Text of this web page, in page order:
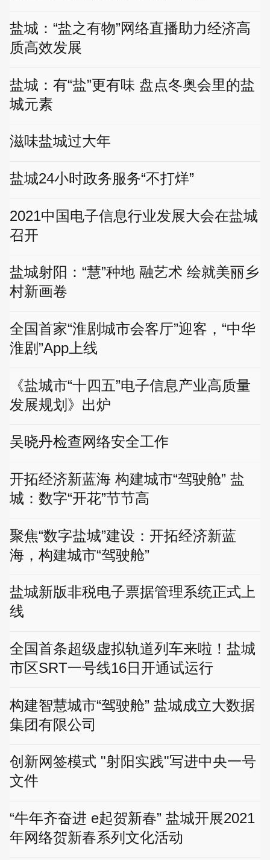
盐城：“盐之有物”网络直播助力经济高
质高效发展
盐城：有“盐”更有味 盘点冬奥会里的盐
城元素
滋味盐城过大年
盐城24小时政务服务“不打烊”
2021中国电子信息行业发展大会在盐城
召开
盐城射阳：“慧”种地 融艺术 绘就美丽乡
村新画卷
全国首家“淮剧城市会客厅”迎客，“中华
淮剧”App上线
《盐城市“十四五”电子信息产业高质量
发展规划》出炉
吴晓丹检查网络安全工作
开拓经济新蓝海 构建城市“驾驶舱” 盐
城：数字“开花”节节高
聚焦“数字盐城”建设：开拓经济新蓝
海，构建城市“驾驶舱”
盐城新版非税电子票据管理系统正式上
线
全国首条超级虚拟轨道列车来啦！盐城
市区SRT一号线16日开通试运行
构建智慧城市“驾驶舱” 盐城成立大数据
集团有限公司
创新网签模式 "射阳实践"写进中央一号
文件
“牛年齐奋进 e起贺新春” 盐城开展2021
年网络贺新春系列文化活动